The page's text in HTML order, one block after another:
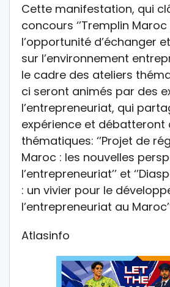
Cette manifestation, qui
concours ‘’Tremplin Maroc
l’opportunité d’échanger
sur l’environnement
le cadre des ateliers
ci seront animés par des
l’entrepreneuriat, qui
expérience et débatteront
thématiques: ‘’Projet de
Maroc : les nouvelles
l’entrepreneuriat’’ et
: un vivier pour le
l’entrepreneuriat au
Atlasinfo